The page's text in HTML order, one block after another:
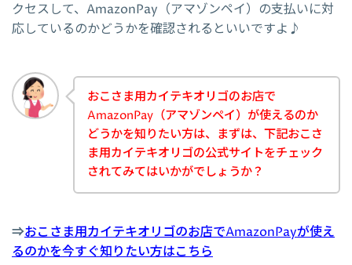
クセスして、AmazonPay（アマゾンペイ）の支払いに対
応しているのかどうかを確認されるといいですよ♪
おこさま用カイテキオリゴのお店で
AmazonPay（アマゾンペイ）が使えるのか
どうかを知りたい方は、まずは、下記おこさ
ま用カイテキオリゴの公式サイトをチェック
されてみてはいかがでしょうか？
⇒おこさま用カイテキオリゴのお店でAmazonPayが使え
るのかを今すぐ知りたい方はこちら